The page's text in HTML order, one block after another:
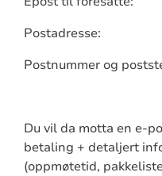
Postadresse:
Postnummer og
Du vil da motta en e-
betaling + detaljert
(oppmøtetid,